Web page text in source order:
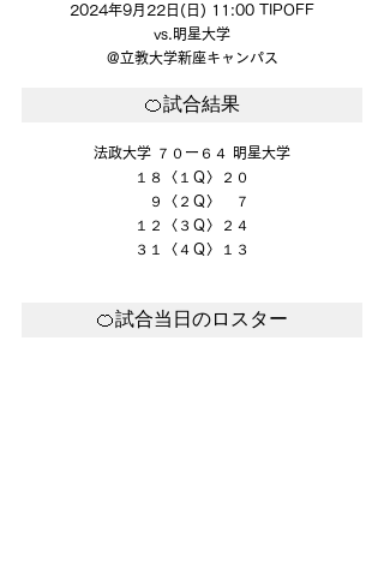
2024年9月22日(日) 11:00 TIPOFF
vs.明星大学
@立教大学新座キャンパス
🍊試合結果
法政大学 ７０ー６４ 明星大学
１８〈１Ｑ〉２０
９〈２Ｑ〉　７
１２〈３Ｑ〉２４
３１〈４Ｑ〉１３
🍊試合当日のロスター